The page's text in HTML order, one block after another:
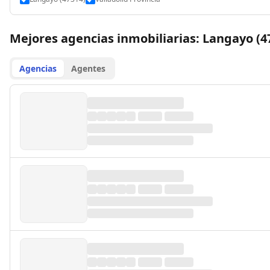
Mejores agencias inmobiliarias: Langayo
Agencias Agentes